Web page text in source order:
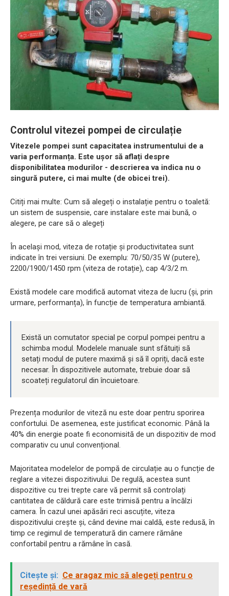
Controlul vitezei pompei de circulație
Vitezele pompei sunt capacitatea instrumentului de a
varia performanța. Este ușor să aflați despre
disponibilitatea modurilor - descrierea va indica nu o
singură putere, ci mai multe (de obicei trei).
Citiți mai multe: Cum să alegeți o instalație pentru o toaletă:
un sistem de suspensie, care instalare este mai bună, o
alegere, pe care să o alegeți
În același mod, viteza de rotație și productivitatea sunt
indicate în trei versiuni. De exemplu: 70/50/35 W (putere),
2200/1900/1450 rpm (viteza de rotație), cap 4/3/2 m.
Există modele care modifică automat viteza de lucru (și, prin
urmare, performanța), în funcție de temperatura ambiantă.
Există un comutator special pe corpul pompei pentru a
schimba modul. Modelele manuale sunt sfătuiți să
setați modul de putere maximă și să îl opriți, dacă este
necesar. În dispozitivele automate, trebuie doar să
scoateți regulatorul din încuietoare.
Prezența modurilor de viteză nu este doar pentru sporirea
confortului. De asemenea, este justificat economic. Până la
40% din energie poate fi economisită de un dispozitiv de mod
comparativ cu unul convențional.
Majoritatea modelelor de pompă de circulație au o funcție de
reglare a vitezei dispozitivului. De regulă, acestea sunt
dispozitive cu trei trepte care vă permit să controlați
cantitatea de căldură care este trimisă pentru a încălzi
camera. În cazul unei apăsări reci ascuțite, viteza
dispozitivului crește și, când devine mai caldă, este redusă, în
timp ce regimul de temperatură din camere rămâne
confortabil pentru a rămâne în casă.
Citește și: Ce aragaz mic să alegeți pentru o
reședință de vară